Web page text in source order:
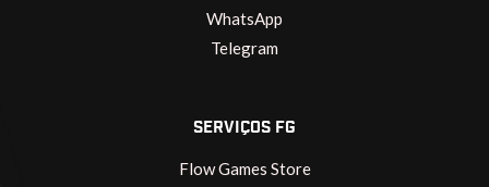
WhatsApp
Telegram
SERVIÇOS FG
Flow Games Store